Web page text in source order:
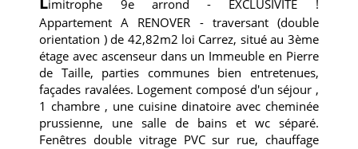
imitrophe 9e arrond - EXCLUSIVITE !
Appartement A RENOVER - traversant (double
orientation ) de 42,82m2 loi Carrez, situé au 3ème
étage avec ascenseur dans un Immeuble en Pierre
de Taille, parties communes bien entretenues,
façades ravalées. Logement composé d'un séjour ,
1 chambre , une cuisine dinatoire avec cheminée
prussienne, une salle de bains et wc séparé.
Fenêtres double vitrage PVC sur rue, chauffage